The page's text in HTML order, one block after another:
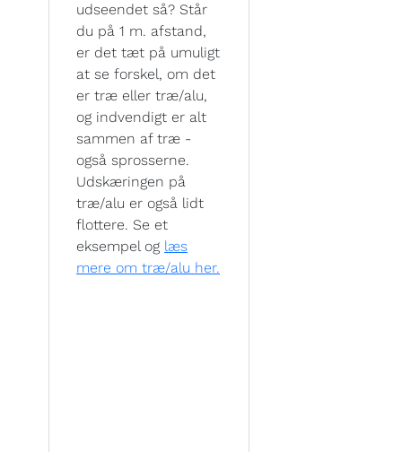
udseendet så? Står
du på 1 m. afstand,
er det tæt på umuligt
at se forskel, om det
er træ eller træ/alu,
og indvendigt er alt
sammen af træ -
også sprosserne.
Udskæringen på
træ/alu er også lidt
flottere. Se et
eksempel og læs
mere om træ/alu her.